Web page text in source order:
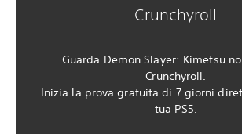
Crunchyroll
Guarda Demon Slayer: Kimetsu
Crunchyroll.
Inizia la prova gratuita di 7 giorni
tua PS5.